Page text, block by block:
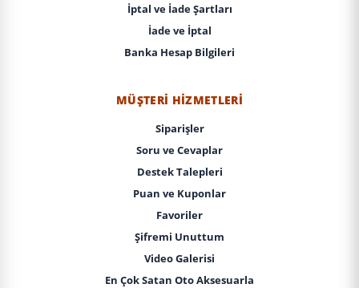
İptal ve İade Şartları
İade ve İptal
Banka Hesap Bilgileri
MÜŞTERI HIZMETLERI
Siparişler
Soru ve Cevaplar
Destek Talepleri
Puan ve Kuponlar
Favoriler
Şifremi Unuttum
Video Galerisi
En Çok Satan Oto Aksesuarla